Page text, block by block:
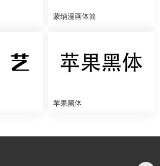
蒙纳漫画体简
苹果黑体